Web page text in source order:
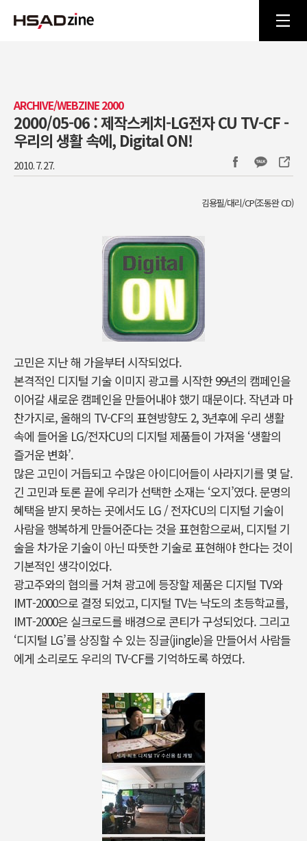
ARCHIVE/WEBZINE 2000
2000/05-06 : 제작스케치-LG전자 CU TV-CF -
우리의 생활 속에, Digital ON!
2010. 7. 27.
김용필/대리/CP(조동완 CD)
고민은 지난 해 가을부터 시작되었다.
본격적인 디지털 기술 이미지 광고를 시작한 99년의 캠페인을
이어갈 새로운 캠페인을 만들어내야 했기 때문이다. 작년과 마
찬가지로, 올해의 TV-CF의 표현방향도 2, 3년후에 우리 생활
속에 들어올 LG/전자CU의 디지털 제품들이 가져올 ‘생활의
즐거운 변화’.
많은 고민이 거듭되고 수많은 아이디어들이 사라지기를 몇 달.
긴 고민과 토론 끝에 우리가 선택한 소재는 ‘오지’였다. 문명의
혜택을 받지 못하는 곳에서도 LG / 전자CU의 디지털 기술이
사람을 행복하게 만들어준다는 것을 표현함으로써, 디지털 기
술을 차가운 기술이 아닌 따뜻한 기술로 표현해야 한다는 것이
기본적인 생각이었다.
광고주와의 협의를 거쳐 광고에 등장할 제품은 디지털 TV와
IMT-2000으로 결정 되었고, 디지털 TV는 낙도의 초등학교를,
IMT-2000은 실크로드를 배경으로 콘티가 구성되었다. 그리고
‘디지털 LG’를 상징할 수 있는 징글(jingle)을 만들어서 사람들
에게 소리로도 우리의 TV-CF를 기억하도록 하였다.